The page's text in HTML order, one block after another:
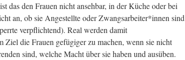
das den Frauen nicht ansehbar, in der Küche oder bei
an, ob sie Angestellte oder Zwangsarbeiter*innen sind
verpflichtend). Real werden damit
Ziel die Frauen gefügiger zu machen, wenn sie nicht
sind, welche Macht über sie haben und ausüben.